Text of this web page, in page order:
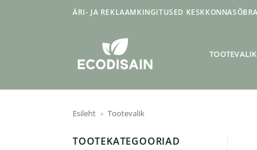
ÄRI- JA REKLAAMKINGITUSED
TOOTEVALIK
Esileht » Tootevalik
TOOTEKATEGOORIAD